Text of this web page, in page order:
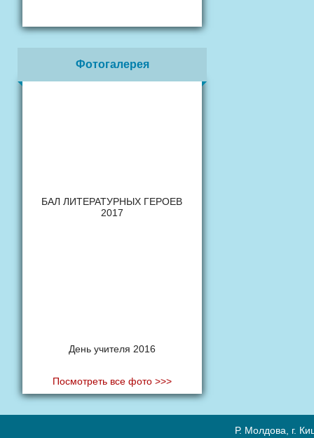
Фотогалерея
БАЛ ЛИТЕРАТУРНЫХ ГЕРОЕВ
2017
День учителя 2016
Посмотреть все фото >>>
Р. Молдова, г.